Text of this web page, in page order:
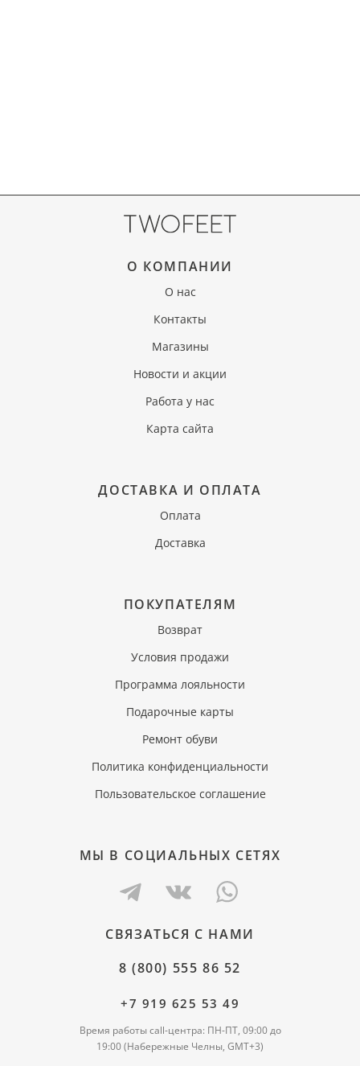
О КОМПАНИИ
О нас
Контакты
Магазины
Новости и акции
Работа у нас
Карта сайта
ДОСТАВКА И ОПЛАТА
Оплата
Доставка
ПОКУПАТЕЛЯМ
Возврат
Условия продажи
Программа лояльности
Подарочные карты
Ремонт обуви
Политика конфиденциальности
Пользовательское соглашение
МЫ В СОЦИАЛЬНЫХ СЕТЯХ
СВЯЗАТЬСЯ С НАМИ
8 (800) 555 86 52
+7 919 625 53 49
Время работы call-центра: ПН-ПТ, 09:00 до
19:00 (Набережные Челны, GMT+3)